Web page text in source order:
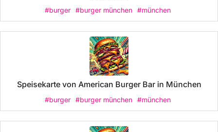
#burger #burger münchen #münchen
Speisekarte von American Burger Bar in München
#burger #burger münchen #münchen